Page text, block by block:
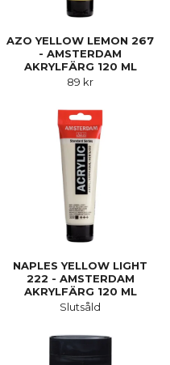
AZO YELLOW LEMON 267
- AMSTERDAM
AKRYLFÄRG 120 ML
89 kr
NAPLES YELLOW LIGHT
222 - AMSTERDAM
AKRYLFÄRG 120 ML
Slutsåld